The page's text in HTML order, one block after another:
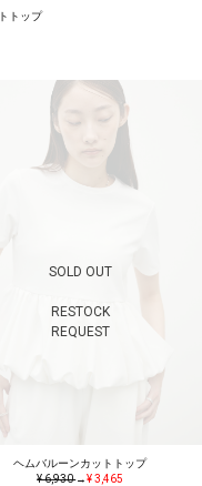
トップ
SOLD OUT
RESTOCK
REQUEST
ヘムバルーンカットトップ
¥ 6,930→¥ 3,465